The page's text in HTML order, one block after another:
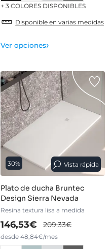
+ 3 COLORES DISPONIBLES
Disponible en varias medidas
Ver opciones›
30% Vista rápida
Plato de ducha Bruntec
Design Sierra Nevada
Resina textura lisa a medida
146,53€ 209,33€
desde 48,84€/mes